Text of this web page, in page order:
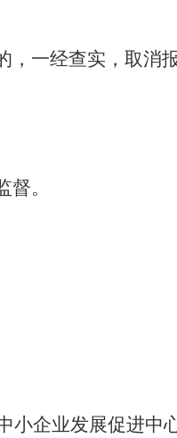
，一经查实，取消
。
小企业发展促进中